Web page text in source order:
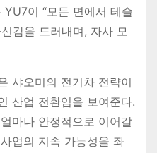
이 “모든 면에서 테슬
감을 드러내며, 자사 모
샤오미의 전기차 전략이
산업 전환임을 보여준다.
마나 안정적으로 이어갈
업의 지속 가능성을 좌